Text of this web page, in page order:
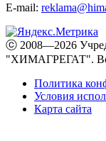
E-mail:
ⓒ 2008—2026
"ХИМАГРЕГАТ".
Политика
Условия
Карта сайта